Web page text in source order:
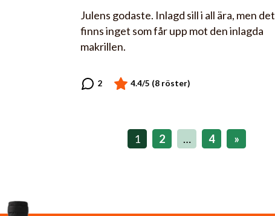
Julens godaste. Inlagd sill i all ära, men det
finns inget som får upp mot den inlagda
makrillen.
1 2 … 4 »